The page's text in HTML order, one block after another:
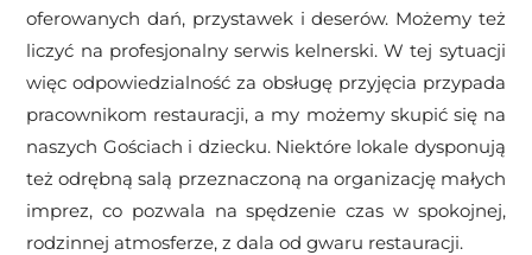
oferowanych dań, przystawek i deserów. Możemy też
liczyć na profesjonalny serwis kelnerski. W tej sytuacji
więc odpowiedzialność za obsługę przyjęcia przypada
pracownikom restauracji, a my możemy skupić się na
naszych Gościach i dziecku. Niektóre lokale dysponują
też odrębną salą przeznaczoną na organizację małych
imprez, co pozwala na spędzenie czas w spokojnej,
rodzinnej atmosferze, z dala od gwaru restauracji.